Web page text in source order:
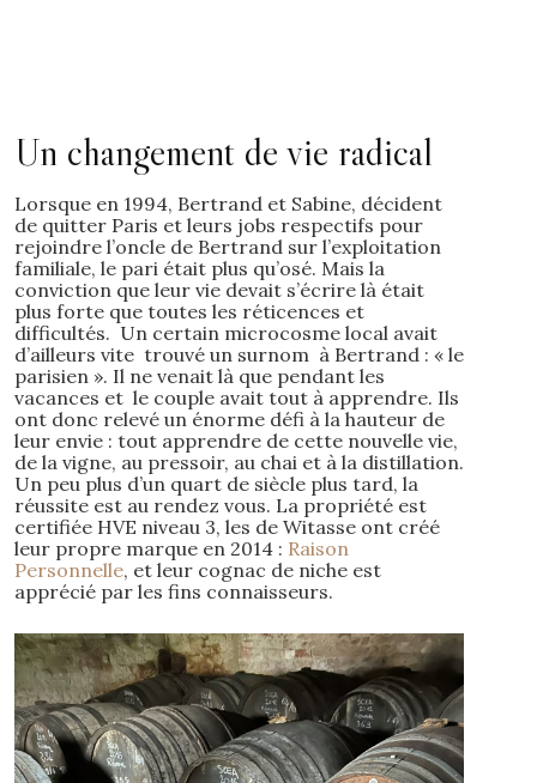
Un changement de vie radical
Lorsque en 1994, Bertrand et Sabine, décident
de quitter Paris et leurs jobs respectifs pour
rejoindre l’oncle de Bertrand sur l’exploitation
familiale, le pari était plus qu’osé. Mais la
conviction que leur vie devait s’écrire là était
plus forte que toutes les réticences et
difficultés. Un certain microcosme local avait
d’ailleurs vite trouvé un surnom à Bertrand : « le
parisien ». Il ne venait là que pendant les
vacances et le couple avait tout à apprendre. Ils
ont donc relevé un énorme défi à la hauteur de
leur envie : tout apprendre de cette nouvelle vie,
de la vigne, au pressoir, au chai et à la distillation.
Un peu plus d’un quart de siècle plus tard, la
réussite est au rendez vous. La propriété est
certifiée HVE niveau 3, les de Witasse ont créé
leur propre marque en 2014 : Raison
Personnelle, et leur cognac de niche est
apprécié par les fins connaisseurs.